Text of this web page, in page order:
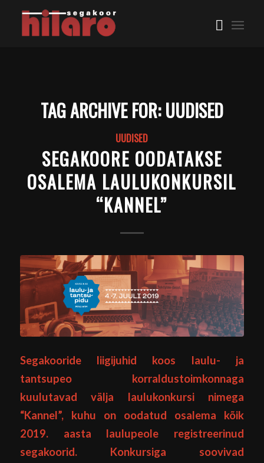
TAG ARCHIVE FOR:UUDISED
UUDISED
SEGAKOORE OODATAKSE
OSALEMA LAULUKONKURSIL
“KANNEL”
Segakooride liigijuhid koos laulu- ja
tantsupeo korraldustoimkonnaga
kuulutavad välja laulukonkursi nimega
“Kannel”, kuhu on oodatud osalema kõik
2019. aasta laulupeole registreerinud
segakoorid. Konkursiga soovivad